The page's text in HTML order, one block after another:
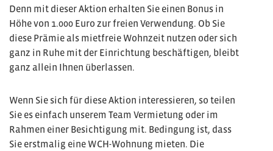
Denn mit dieser Aktion erhalten Sie einen Bonus in
Höhe von 1.000 Euro zur freien Verwendung. Ob Sie
diese Prämie als mietfreie Wohnzeit nutzen oder sich
ganz in Ruhe mit der Einrichtung beschäftigen, bleibt
ganz allein Ihnen überlassen.
Wenn Sie sich für diese Aktion interessieren, so teilen
Sie es einfach unserem Team Vermietung oder im
Rahmen einer Besichtigung mit. Bedingung ist, dass
Sie erstmalig eine WCH-Wohnung mieten. Die